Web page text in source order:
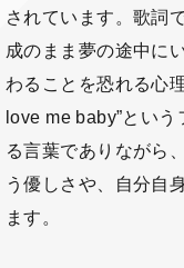
されています。歌詞
成のまま夢の途中に
わることを恐れる心
love me baby”とい
る言葉でありながら
う優しさや、自分自
ます。